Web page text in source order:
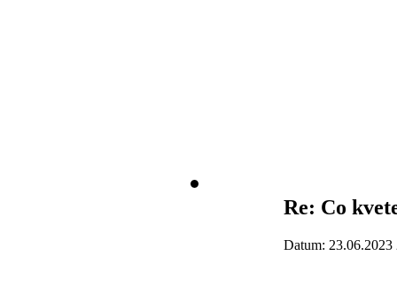
Re: Co
Datum: 23.06.2023